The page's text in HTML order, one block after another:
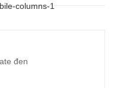
columns-1
đen